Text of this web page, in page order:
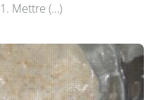
1. Mettre (…)